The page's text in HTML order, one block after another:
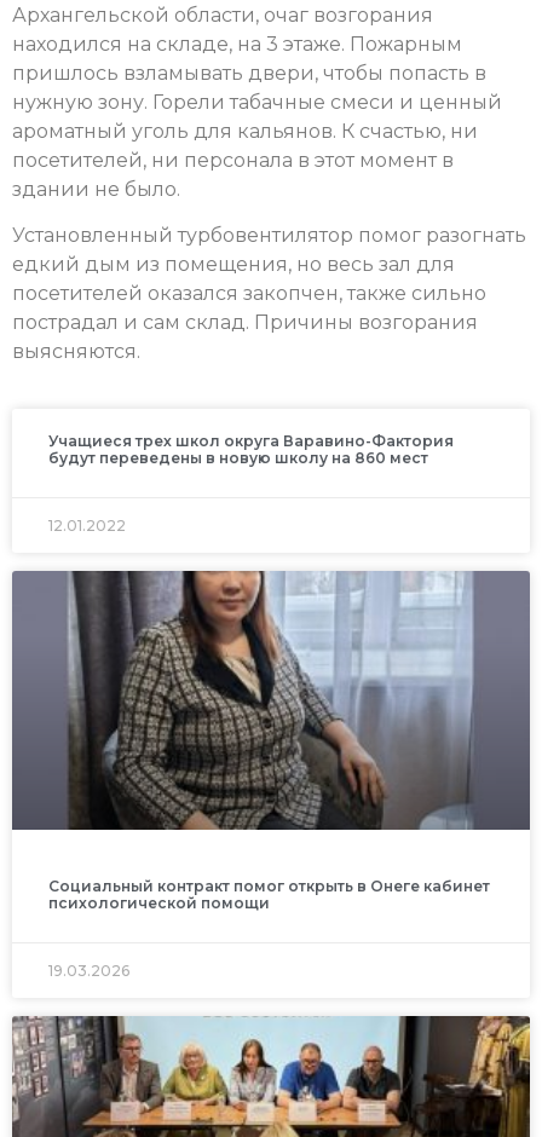
Архангельской области, очаг возгорания
находился на складе, на 3 этаже. Пожарным
пришлось взламывать двери, чтобы попасть в
нужную зону. Горели табачные смеси и ценный
ароматный уголь для кальянов. К счастью, ни
посетителей, ни персонала в этот момент в
здании не было.
Установленный турбовентилятор помог разогнать
едкий дым из помещения, но весь зал для
посетителей оказался закопчен, также сильно
пострадал и сам склад. Причины возгорания
выясняются.
Учащиеся трех школ округа Варавино-Фактория
будут переведены в новую школу на 860 мест
12.01.2022
Социальный контракт помог открыть в Онеге кабинет
психологической помощи
19.03.2026